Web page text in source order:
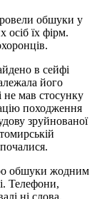
обшуки у
осіб їх фірм.
в сейфі
його
не мав стосунку
походження
зруйнованої
обшуки жодним
Телефони,